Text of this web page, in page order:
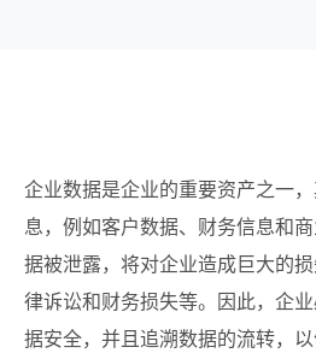
企业数据是企业的重要资产之一
息，例如客户数据、财务信息和
据被泄露，将对企业造成巨大的
律诉讼和财务损失等。因此，企
据安全，并且追溯数据的流转，